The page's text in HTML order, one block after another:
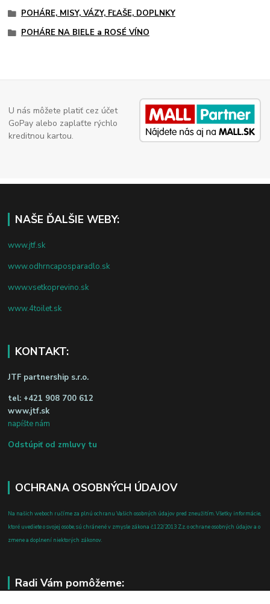
POHÁRE, MISY, VÁZY, FĽAŠE, DOPLNKY
POHÁRE NA BIELE a ROSÉ VÍNO
U nás môžete platiť cez účet
GoPay alebo zaplaťte rýchlo
kreditnou kartou.
NAŠE ĎALŠIE WEBY:
www.jtf.sk
www.odhrncaposparadlo.sk
www.vsetkoprevino.sk
www.4toilet.sk
KONTAKT:
JTF partnership s.r.o.
tel: +421 908 700 612
www.jtf.sk
napíšte nám
Odstúpiť od zmluvy tu
OCHRANA OSOBNÝCH ÚDAJOV
Na našich weboch ručíme za plnú ochranu Vašich osobných údajov pred zneužitím. Všetky informácie,
ktoré uvediete o svojej osobe, sú chránené v zmysle zákona č.122/2013 Z.z. o ochrane osobných údajov a o
zmene a doplnení niektorých zákonov.
Radi Vám pomôžeme: